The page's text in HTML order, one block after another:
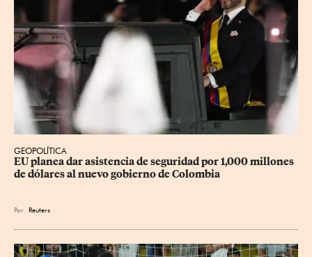
GEOPOLÍTICA
EU planea dar asistencia de seguridad por 1,000 millones
de dólares al nuevo gobierno de Colombia
Por Reuters